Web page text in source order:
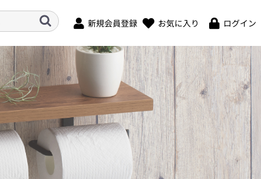
新規会員登録 お気に入り ログイン